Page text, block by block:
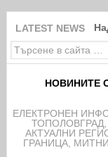
LATEST NEWS
НОВИНИТЕ
EЛЕКТРОНЕН
АКТУАЛНИ
ГРАНИЦА,